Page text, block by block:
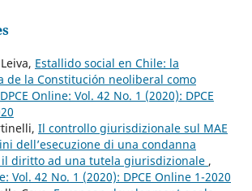
Estallido social en Chile: la
de la Constitución neoliberal como
DPCE Online: Vol. 42 No. 1 (2020): DPCE
Il controllo giurisdizionale sul MAE
dell’esecuzione di una condanna
diritto ad una tutela giurisdizionale ,
Vol. 42 No. 1 (2020): DPCE Online 1-2020